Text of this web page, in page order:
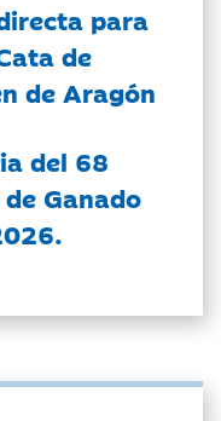
para
de
de Aragón
del 68
Ganado